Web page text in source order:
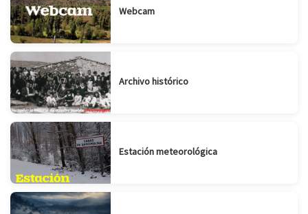
Webcam
Archivo histórico
Estación meteorológica